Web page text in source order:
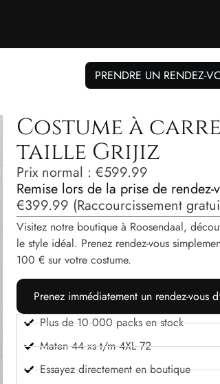
PRENDRE UN RENDEZ-
Costume à
taille Grijiz
Prix ​​normal : €599.99
Remise lors de la prise de
€399.99 (Raccourcissement
Visitez notre boutique à Roosendaal,
le style idéal. Prenez rendez-vous
100 € sur votre costume.
Prenez immédiatement un rendez-vous
Plus de 10 000 packs en stock
Maten 44 xs t/m 4XL 72
Essayez directement en boutique